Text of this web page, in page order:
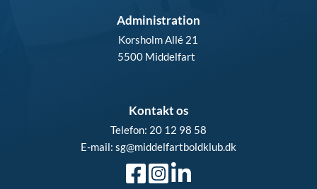
Administration
Korsholm Allé 21
5500 Middelfart
Kontakt os
Telefon: 20 12 98 58
E-mail: sg@middelfartboldklub.dk